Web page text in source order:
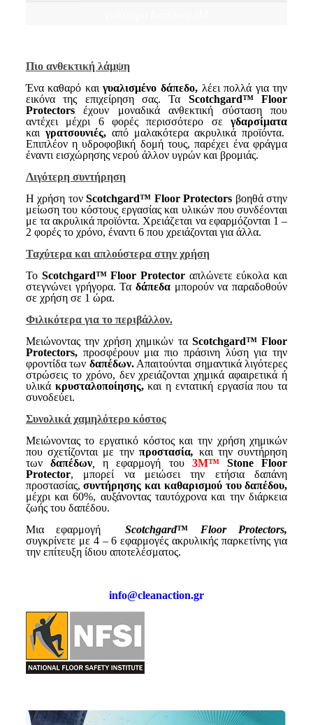
Πιο ανθεκτική λάμψη
Ένα καθαρό καιγυαλισμένο δάπεδο, λέει πολλά για την
εικόνα της επιχείρηση σας. Τα Scotchgard™ Floor
Protectorsέχουν μοναδικά ανθεκτική σύσταση που
αντέχει μέχρι 6 φορές περισσότερο σεγδαρσίματα
και γρατσουνιές, από μαλακότερα ακρυλικά προϊόντα.
Επιπλέον η υδροφοβική δομή τους, παρέχει ένα φράγμα
έναντι εισχώρησης νερού άλλον υγρών και βρομιάς.
Λιγότερη συντήρηση
Η χρήση τονScotchgard™ Floor Protectors βοηθά στην
μείωση του κόστους εργασίας και υλικών που συνδέονται
με τα ακρυλικά προϊόντα. Χρειάζεται να εφαρμόζονται 1 –
2 φορές το χρόνο, έναντι 6 που χρειάζονται για άλλα.
Ταχύτερα και απλούστεραστην χρήση
Το Scotchgard™ Floor Protector απλώνετε εύκολα και
στεγνώνει γρήγορα. Τα δάπεδα μπορούν να παραδοθούν
σε χρήση σε 1 ώρα.
Φιλικότερα για το περιβάλλον.
Μειώνοντας την χρήση χημικών τα Scotchgard™ Floor
Protectors,προσφέρουν μια πιο πράσινη λύση για την
φροντίδα των δαπέδων.Απαιτούνται σημαντικά λιγότερες
στρώσεις το χρόνο, δεν χρειάζονται χημικά αφαιρετικά ή
υλικά κρυσταλοποίησης,και η εντατική εργασία που τα
συνοδεύει.
Συνολικά χαμηλότερο κόστος
Μειώνοντας το εργατικό κόστος και την χρήση χημικών
που σχετίζονται με τηνπροστασία, και την συντήρηση
τωνδαπέδων, η εφαρμογή του 3M™Stone Floor
Protector, μπορεί να μειώσει την ετήσια δαπάνη
προστασίας,συντήρησης και καθαρισμού του δαπέδου,
μέχρι και 60%, αυξάνοντας ταυτόχρονα και την διάρκεια
ζωής του δαπέδου.
Μια εφαρμογήScotchgard™ Floor Protectors,
συγκρίνετε με 4 – 6 εφαρμογές ακρυλικής παρκετίνης για
την επίτευξη ίδιου αποτελέσματος.
info@cleanaction.gr